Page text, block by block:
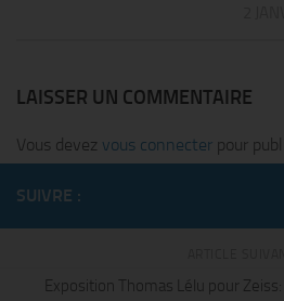
LAISSER UN COMMENTAIRE
Vous devez vous connecter pour
SUIVRE :
Exposition Thomas Lélu pour